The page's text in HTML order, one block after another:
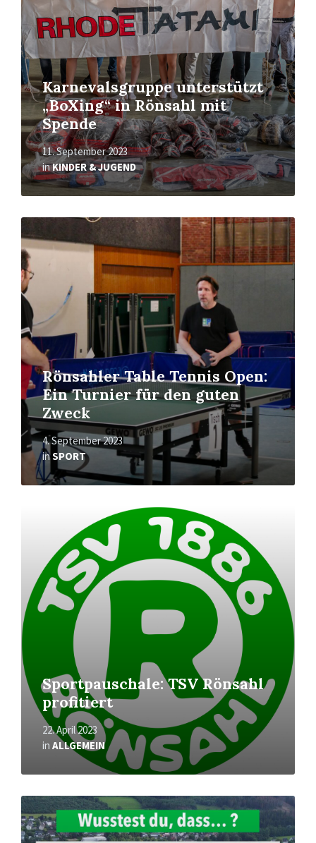
Karnevalsgruppe unterstützt
„BoXing“ in Rönsahl mit
Spende
11. September 2023
inKINDER & JUGEND
Rönsahler Table Tennis Open:
Ein Turnier für den guten
Zweck
4. September 2023
inSPORT
Mehr
erfahren
Sportpauschale: TSV Rönsahl
profitiert
22. April 2023
in ALLGEMEIN
Mehr
erfahren